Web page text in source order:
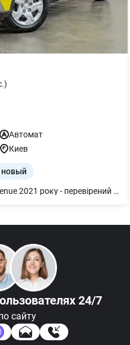
Автомат
Киев
новый
Офіційний автомобіль Hyundai Venue 2021 року - перевірений та надійний вибір! Автомобіль пройшов комплексну перевірку та діагностику, що гарантує його технічну справність та юридичну чистоту. Пропонуємо лише перевірені авто з підтвердженим пробігом у відмінному стані. Переваги цього авто: - Один власник - Cервісна книга - Рідна фарба - Задні парктроніки - Мультимедіа з Bluetooth Всі розрахунки офіційно через банк, безпечно і прозоро Кредит, лізинг, трейд-ін, зручні фінансові рішення для вас Обмін та викуп авто, швидко та вигідно Документальний супровід, без зайвих турбот КАСКО та ОСЦПВ, вигідні страхові програми Найбільший салон перевірених авто , працюємо 7 днів на тиждень. Обирайте надійність та комфорт разом із професіоналами!
24/7
сайту